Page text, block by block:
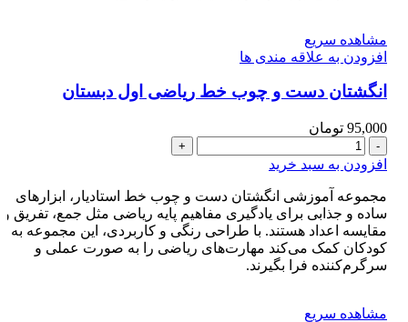
جدید
عدد
مشاهده سریع
افزودن به علاقه مندی ها
انگشتان دست و چوب خط ریاضی اول دبستان
95,000 تومان
انگشتان
دست
چوب
خط
ریاضی
اول
دبستان
افزودن به سبد خرید
مجموعه آموزشی انگشتان دست و چوب خط استادیار، ابزارهای
ساده و جذابی برای یادگیری مفاهیم پایه ریاضی مثل جمع، تفریق و
مقایسه اعداد هستند. با طراحی رنگی و کاربردی، این مجموعه به
کودکان کمک می‌کند مهارت‌های ریاضی را به صورت عملی و
سرگرم‌کننده فرا بگیرند.
مشاهده سریع